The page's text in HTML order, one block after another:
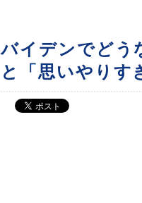
バイデンでど
と「思いやりす